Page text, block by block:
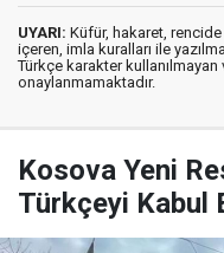
UYARI: Küfür, hakaret,
içeren, imla kuralları ile
Türkçe karakter
onaylanmamaktadır.
Kosova Yeni
Türkçeyi Kabul